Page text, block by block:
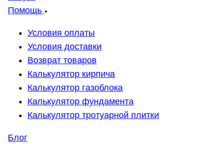
Помощь
Условия оплаты
Условия доставки
Возврат товаров
Калькулятор кирпича
Калькулятор газоблока
Калькулятор фундамента
Калькулятор тротуарной плитки
Блог